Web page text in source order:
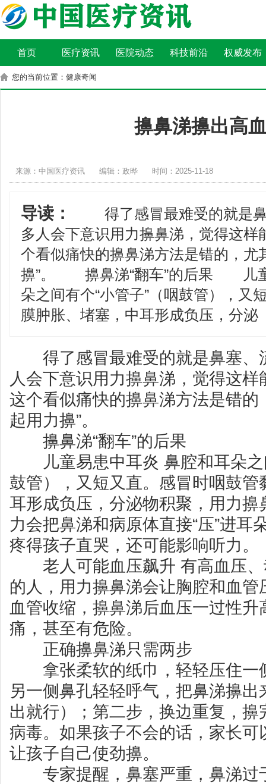
首页 医疗资讯 医院动态 科技前沿 权威发布
您的当前位置：健康奇闻
擤鼻涕擤出高
来源：中国医疗资讯 编辑：政晔 时间：2025-11-18
导读：
得了感冒最难受的就是鼻
多人会下意识用力擤鼻涕，觉得这样
个看似痛快的擤鼻涕方法是错的，尤
擤”。 擤鼻涕“翻车”的后果 儿童
朵之间有个“小管子”（咽鼓管），又
膜肿胀、堵塞，中耳形成负压，分泌
得了感冒最难受的就是鼻塞、
人会下意识用力擤鼻涕，觉得这
这个看似痛快的擤鼻涕方法是错的
起用力擤”。
擤鼻涕“翻车”的后果
儿童易患中耳炎 鼻腔和耳朵之
鼓管），又短又直。感冒时咽鼓
耳形成负压，分泌物积聚，用力擤
力会把鼻涕和病原体直接“压”进耳
疼得孩子直哭，还可能影响听力。
老人可能血压飙升 有高血压、
的人，用力擤鼻涕会让胸腔和血
血管收缩，擤鼻涕后血压一过性
痛，甚至有危险。
正确擤鼻涕只需两步
拿张柔软的纸巾，轻轻压住一
另一侧鼻孔轻轻呼气，把鼻涕擤
出就行）；第二步，换边重复，
病毒。如果孩子不会的话，家长可
让孩子自己使劲擤。
专家提醒，鼻塞严重，鼻涕过